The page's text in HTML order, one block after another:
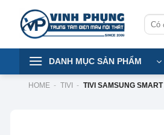
content
Tìm
kiếm:
DANH MỤC SẢN PHẨM
HOME - TIVI - TIVI SAMSUNG